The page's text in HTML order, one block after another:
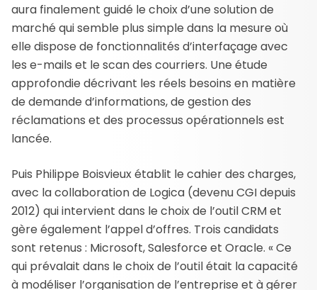
aura finalement guidé le choix d’une solution de
marché qui semble plus simple dans la mesure où
elle dispose de fonctionnalités d’interfaçage avec
les e-mails et le scan des courriers. Une étude
approfondie décrivant les réels besoins en matière
de demande d’informations, de gestion des
réclamations et des processus opérationnels est
lancée.
Puis Philippe Boisvieux établit le cahier des charges,
avec la collaboration de Logica (devenu CGI depuis
2012) qui intervient dans le choix de l’outil CRM et
gère également l’appel d’offres. Trois candidats
sont retenus : Microsoft, Salesforce et Oracle. « Ce
qui prévalait dans le choix de l’outil était la capacité
à modéliser l’organisation de l’entreprise et à gérer